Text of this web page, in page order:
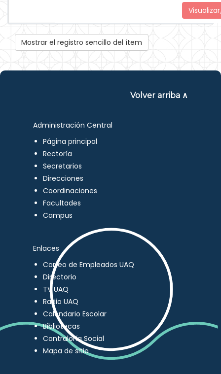
Mostrar el registro sencillo del ítem
Volver arriba ∧
Administración Central
Página principal
Rectoría
Secretarios
Direcciones
Coordinaciones
Facultades
Campus
Enlaces
Correo de Empleados UAQ
Directorio
TV UAQ
Radio UAQ
Calendario Escolar
Bibliotecas
Contraloría Social
Mapa de sitio